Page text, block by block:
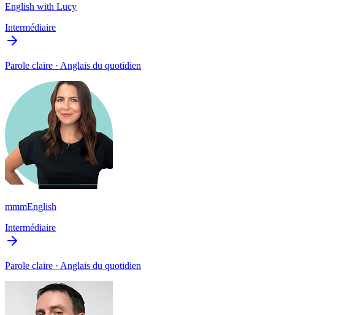
English with Lucy
Intermédiaire
Parole claire · Anglais du quotidien
mmmEnglish
Intermédiaire
Parole claire · Anglais du quotidien